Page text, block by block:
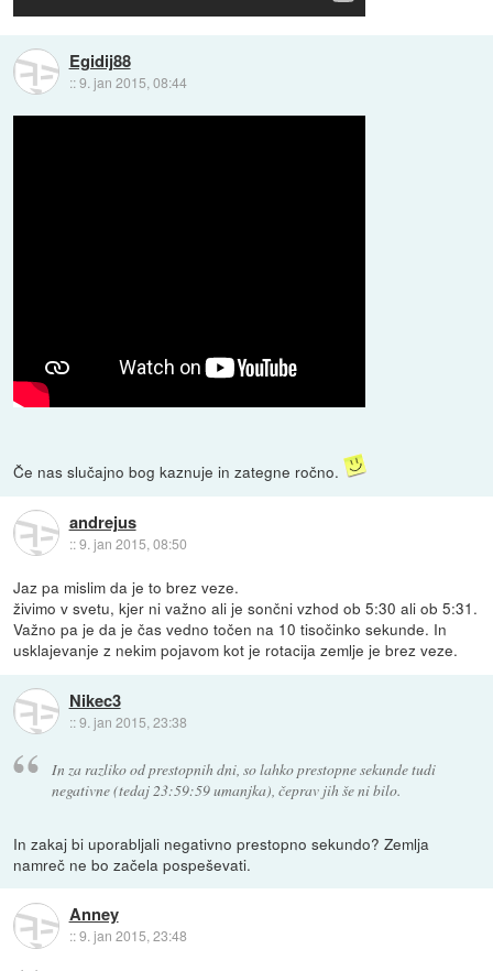
Egidij88
::9. jan 2015, 08:44
Če nas slučajno bog kaznuje in zategne ročno.
andrejus
::9. jan 2015, 08:50
Jaz pa mislim da je to brez veze.
živimo v svetu, kjer ni važno ali je sončni vzhod ob 5:30 ali ob 5:31.
Važno pa je da je čas vedno točen na 10 tisočinko sekunde. In
usklajevanje z nekim pojavom kot je rotacija zemlje je brez veze.
Nikec3
::9. jan 2015, 23:38
In za razliko od prestopnih dni, so lahko prestopne sekunde tudi
negativne (tedaj 23:59:59 umanjka), čeprav jih še ni bilo.
In zakaj bi uporabljali negativno prestopno sekundo? Zemlja
namreč ne bo začela pospeševati.
Anney
::9. jan 2015, 23:48